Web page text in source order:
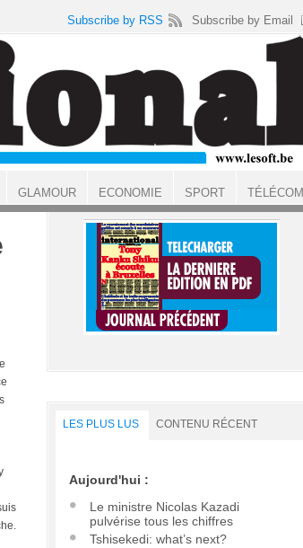
LES PLUS LUS CONTENU RÉCENT
Aujourd'hui :
Le ministre Nicolas Kazadi
pulvérise tous les chiffres
Tshisekedi: what’s next?
Subscribe by RSS Subscribe by Email
GLAMOUR ECONOMIE SPORT TÉLÉCOM